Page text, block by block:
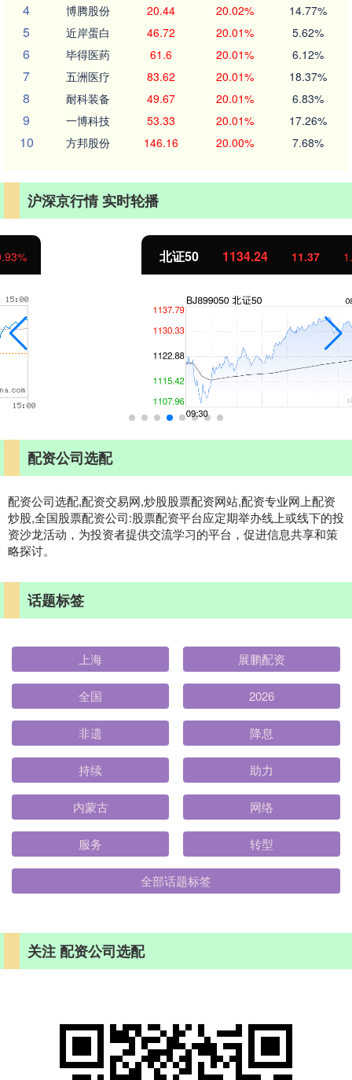
4 博腾股份 20.44 20.02% 14.77%
5 近岸蛋白 46.72 20.01% 5.62%
6 毕得医药 61.6 20.01% 6.12%
7 五洲医疗 83.62 20.01% 18.37%
8 耐科装备 49.67 20.01% 6.83%
9 一博科技 53.33 20.01% 17.26%
10 方邦股份 146.16 20.00% 7.68%
沪深京行情 实时轮播
1134.24 11.37 1.01%
配资公司选配
配资公司选配,配资交易网,炒股股票配资网站,配资专业网上配资
炒股,全国股票配资公司:股票配资平台应定期举办线上或线下的投
资沙龙活动，为投资者提供交流学习的平台，促进信息共享和策
略探讨。
话题标签
上海 展鹏配资
全国 2026
非遗 降息
持续 助力
内蒙古 网络
服务 转型
全部话题标签
关注 配资公司选配